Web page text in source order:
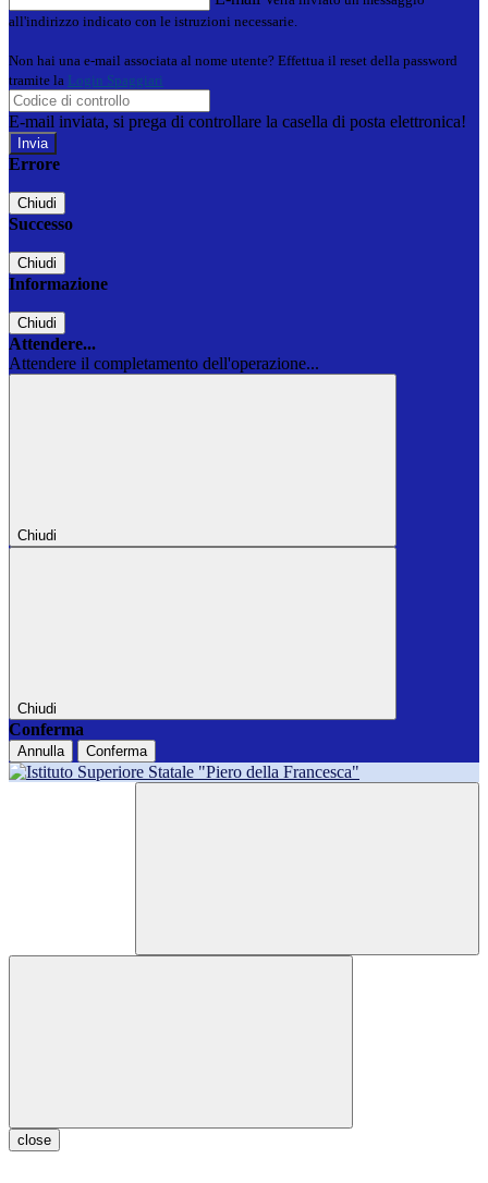
all'indirizzo indicato con le istruzioni necessarie.
Non hai una e-mail associata al nome utente? Effettua il reset della password
tramite la Login Spaggiari
E-mail inviata, si prega di controllare la casella di posta elettronica!
Errore
Chiudi
Successo
Chiudi
Informazione
Chiudi
Attendere...
Attendere il completamento dell'operazione...
Chiudi
Chiudi
Conferma
Annulla Conferma
close